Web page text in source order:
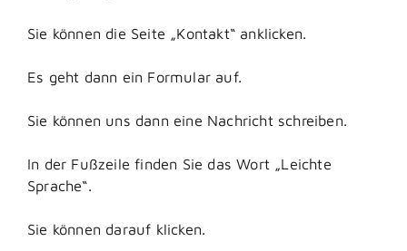
Sie können die Seite „Kontakt“ anklicken.
Es geht dann ein Formular auf.
Sie können uns dann eine Nachricht schreiben.
In der Fußzeile finden Sie das Wort „Leichte
Sprache“.
Sie können darauf klicken.